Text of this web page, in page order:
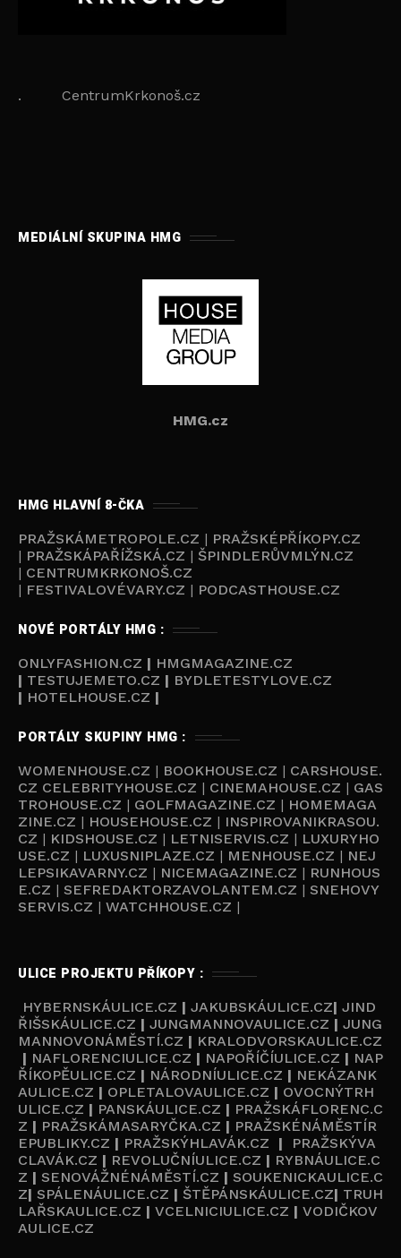
. CentrumKrkonoš.cz
MEDIÁLNÍ SKUPINA HMG
HMG.cz
HMG HLAVNÍ 8-ČKA
PRAŽSKÁMETROPOLE.CZ | PRAŽSKÉPŘÍKOPY.CZ
| PRAŽSKÁPAŘÍŽSKÁ.CZ | ŠPINDLERŮVMLÝN.CZ
| CENTRUMKRKONOŠ.CZ
| FESTIVALOVÉVARY.CZ | PODCASTHOUSE.CZ
NOVÉ PORTÁLY HMG :
ONLYFASHION.CZ | HMGMAGAZINE.CZ
| TESTUJEMETO.CZ | BYDLETESTYLOVE.CZ
| HOTELHOUSE.CZ |
PORTÁLY SKUPINY HMG :
WOMENHOUSE.CZ | BOOKHOUSE.CZ | CARSHOUSE.
CZ CELEBRITYHOUSE.CZ | CINEMAHOUSE.CZ | GAS
TROHOUSE.CZ | GOLFMAGAZINE.CZ | HOMEMAGA
ZINE.CZ | HOUSEHOUSE.CZ | INSPIROVANIKRASOU.
CZ | KIDSHOUSE.CZ | LETNISERVIS.CZ | LUXURYHO
USE.CZ | LUXUSNIPLAZE.CZ | MENHOUSE.CZ | NEJ
LEPSIKAVARNY.CZ | NICEMAGAZINE.CZ | RUNHOUS
E.CZ | SEFREDAKTORZAVOLANTEM.CZ | SNEHOVY
SERVIS.CZ | WATCHHOUSE.CZ |
ULICE PROJEKTU PŘÍKOPY :
HYBERNSKÁULICE.CZ | JAKUBSKÁULICE.CZ| JIND
ŘIŠSKÁULICE.CZ | JUNGMANNOVAULICE.CZ | JUNG
MANNOVONÁMĚSTÍ.CZ | KRALODVORSKAULICE.CZ
| NAFLORENCIULICE.CZ | NAPOŘÍČÍULICE.CZ | NAP
ŘÍKOPĚULICE.CZ | NÁRODNÍULICE.CZ | NEKÁZANK
AULICE.CZ | OPLETALOVAULICE.CZ | OVOCNÝTRH
ULICE.CZ | PANSKÁULICE.CZ | PRAŽSKÁFLORENC.C
Z | PRAŽSKÁMASARYČKA.CZ | PRAŽSKÉNÁMĚSTÍR
EPUBLIKY.CZ | PRAŽSKÝHLAVÁK.CZ |
PRAŽSKÝVA
CLAVÁK.CZ | REVOLUČNÍULICE.CZ | RYBNÁULICE.C
Z | SENOVÁŽNÉNÁMĚSTÍ.CZ | SOUKENICKAULICE.C
Z| SPÁLENÁULICE.CZ | ŠTĚPÁNSKÁULICE.CZ| TRUH
LAŘSKAULICE.CZ | VCELNICIULICE.CZ | VODIČKOV
AULICE.CZ